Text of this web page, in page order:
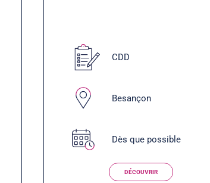
CDD
Besançon
Dès que possible
DÉCOUVRIR